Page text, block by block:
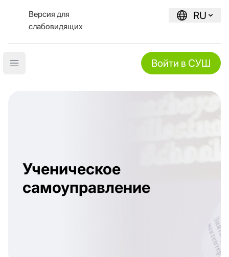
Версия для
слабовидящих
RU
Open main menu Войти в СУШ
Ученическое
самоуправление